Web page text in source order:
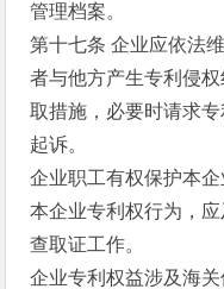
管理档案。
第十七条 企业应依法
者与他方产生专利侵
取措施，必要时请求
起诉。
企业职工有权保护本
本企业专利权行为，
查取证工作。
企业专利权益涉及海